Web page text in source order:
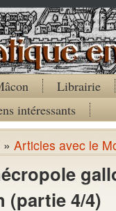
Librairie
intéressants
» Articles avec le
(partie 4/4)